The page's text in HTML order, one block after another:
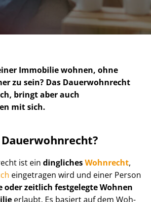
Immobilie wohnen, ohne
zu sein? Das Dauerwohnrecht
bringt aber auch
mit sich.
ist ein dinglichesWohnrecht,
eingetragen wird und einer Person
oder zeitlich festgelegte Wohnen
erlaubt. Es basiert auf dem Woh­